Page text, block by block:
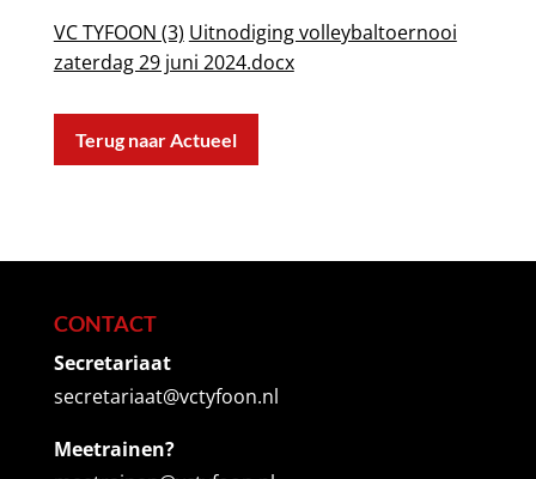
VC TYFOON (3) Uitnodiging volleybaltoernooi
zaterdag 29 juni 2024.docx
Terug naar Actueel
CONTACT
Secretariaat
secretariaat@vctyfoon.nl
Meetrainen?